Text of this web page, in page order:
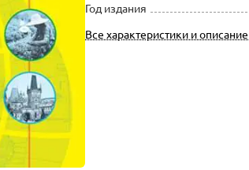
Год издания
Все характеристики и описание